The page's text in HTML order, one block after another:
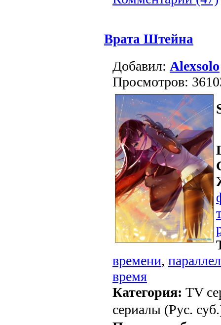
Врата Штейна
Добавил: Alexsolo
Просмотров:
времени,
время
Категория: TV
сериалы (Рус.